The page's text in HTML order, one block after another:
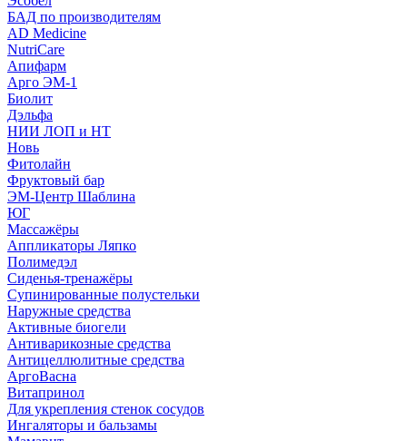
БАД по производителям
AD Medicine
NutriCare
Апифарм
Арго ЭМ-1
Биолит
Дэльфа
НИИ ЛОП и НТ
Новь
Фитолайн
Фруктовый бар
ЭМ-Центр Шаблина
ЮГ
Массажёры
Аппликаторы Ляпко
Полимедэл
Сиденья-тренажёры
Супинированные полустельки
Наружные средства
Активные биогели
Антиварикозные средства
Антицеллюлитные средства
АргоВасна
Витапринол
Для укрепления стенок сосудов
Ингаляторы и бальзамы